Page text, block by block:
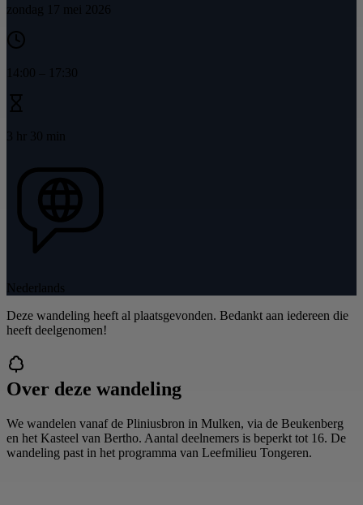
zondag 17 mei 2026
14:00 17:30
3 hr 30 min
Nederlands
Deze wandeling heeft al plaatsgevonden. Bedankt aan iedereen die
heeft deelgenomen!
Over deze wandeling
We wandelen vanaf de Pliniusbron in Mulken, via de Beukenberg
en het Kasteel van Bertho. Aantal deelnemers is beperkt tot 16. De
wandeling past in het programma van Leefmilieu Tongeren.